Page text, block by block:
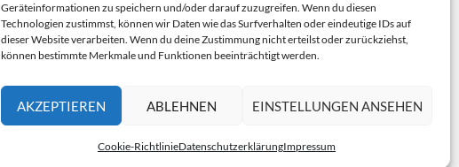
Geräteinformationen zu speichern und/oder darauf zuzugreifen. Wenn du diesen
Technologien zustimmst, können wir Daten wie das Surfverhalten oder eindeutige IDs auf
dieser Website verarbeiten. Wenn du deine Zustimmung nicht erteilst oder zurückziehst,
können bestimmte Merkmale und Funktionen beeinträchtigt werden.
AKZEPTIEREN ABLEHNEN EINSTELLUNGEN ANSEHEN
Cookie-RichtlinieDatenschutzerklärungImpressum